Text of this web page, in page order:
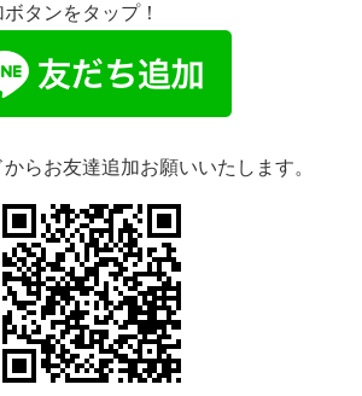
タンをタップ！
らお友達追加お願いいたします。